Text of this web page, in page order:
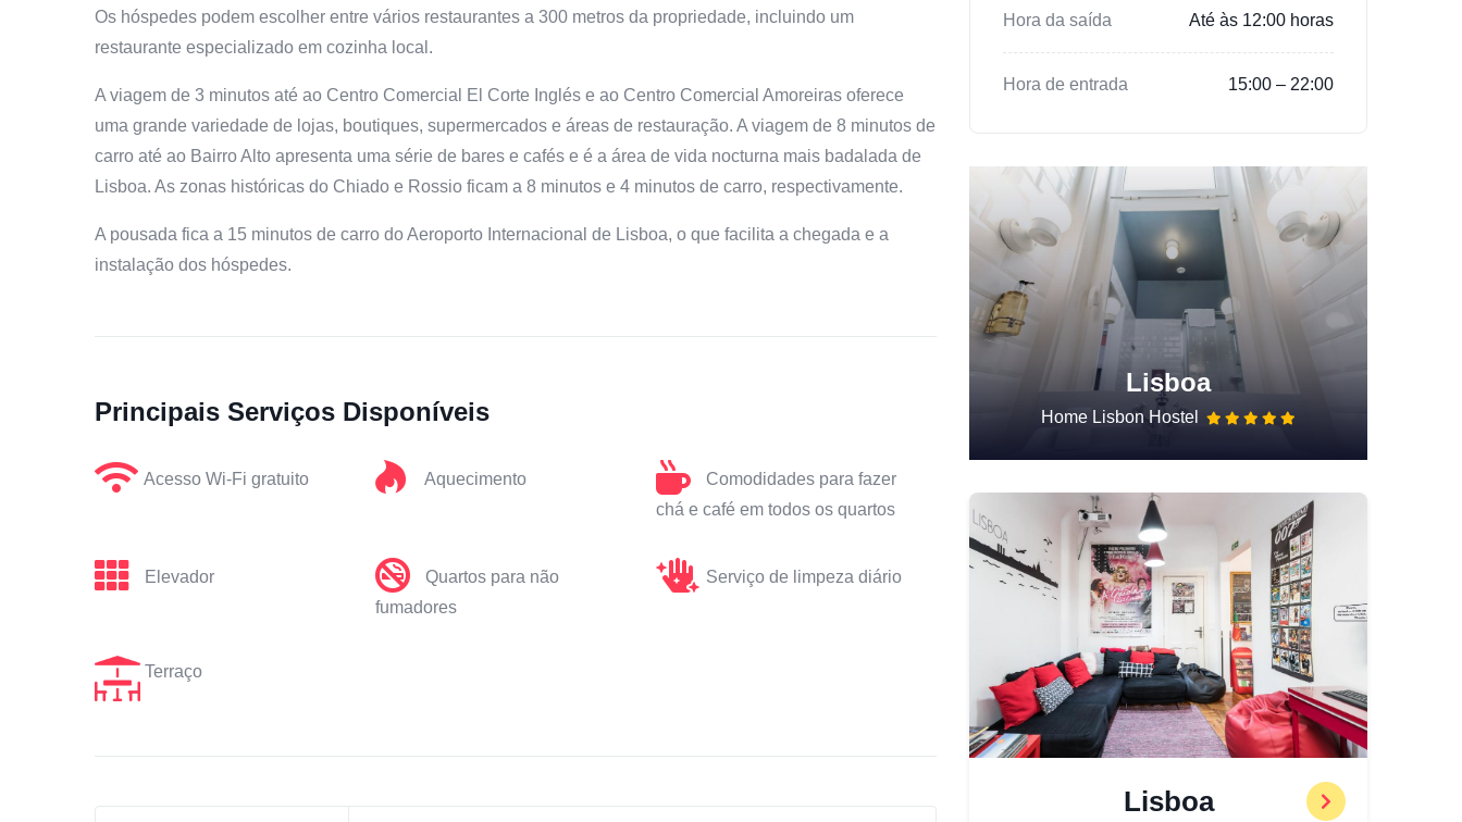
Os hóspedes podem escolher entre vários restaurantes a 300 metros da propriedade, incluindo um
restaurante especializado em cozinha local.
A viagem de 3 minutos até ao Centro Comercial El Corte Inglés e ao Centro Comercial Amoreiras oferece
uma grande variedade de lojas, boutiques, supermercados e áreas de restauração. A viagem de 8 minutos de
carro até ao Bairro Alto apresenta uma série de bares e cafés e é a área de vida nocturna mais badalada de
Lisboa. As zonas históricas do Chiado e Rossio ficam a 8 minutos e 4 minutos de carro, respectivamente.
A pousada fica a 15 minutos de carro do Aeroporto Internacional de Lisboa, o que facilita a chegada e a
instalação dos hóspedes.
Principais Serviços Disponíveis
Acesso Wi-Fi gratuito Aquecimento
Comodidades para fazer
chá e café em todos os quartos
Elevador
Quartos para não
fumadores
Serviço de limpeza diário
Terraço
Hora da saída Até às 12:00 horas
Hora de entrada 15:00 – 22:00
Lisboa
Home Lisbon Hostel
Lisboa